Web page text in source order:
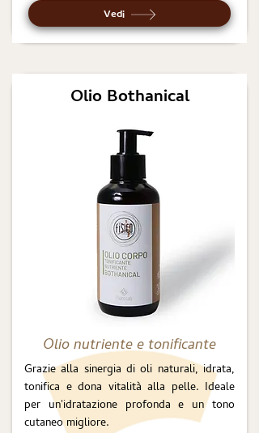
Vedi
Olio Bothanical
Olio nutriente e tonificante
Grazie alla sinergia di oli naturali, idrata,
tonifica e dona vitalità alla pelle. Ideale
per un'idratazione profonda e un tono
cutaneo migliore.